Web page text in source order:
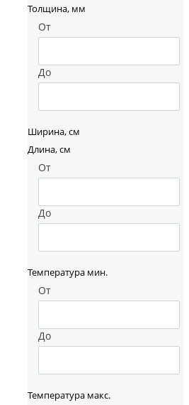
Толщина, мм
От
До
Ширина, см
Длина, см
От
До
Температура мин.
От
До
Температура макс.